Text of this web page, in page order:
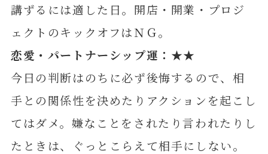
講ずるには適した日。開店・開業・プロジ
ェクトのキックオフはＮＧ。
恋愛・パートナーシップ運：★★
今日の判断はのちに必ず後悔するので、相
手との関係性を決めたりアクションを起こし
てはダメ。嫌なことをされたり言われたりし
たときは、ぐっとこらえて相手にしない。